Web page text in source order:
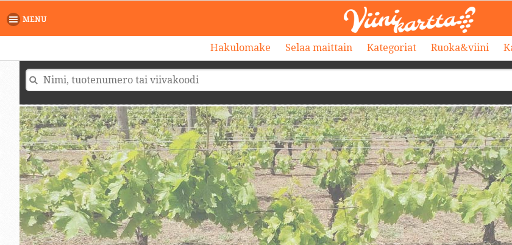
MENU
Hakulomake Selaa maittain Kategoriat Ruoka&viini